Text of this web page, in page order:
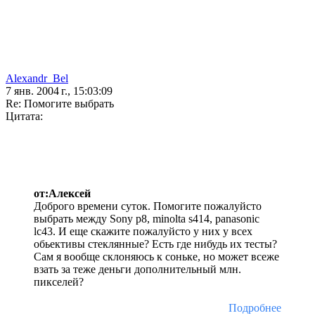
Alexandr_Bel
7 янв. 2004 г., 15:03:09
Re: Помогите выбрать
Цитата:
от:Алексей
Доброго времени суток. Помогите пожалуйсто
выбрать между Sony p8, minolta s414, panasonic
lc43. И еще скажите пожалуйсто у них у всех
обьективы стеклянные? Есть где нибудь их тесты?
Сам я вообще склоняюсь к соньке, но может всеже
взать за теже деньги дополнительный млн.
пикселей?
Подробнее